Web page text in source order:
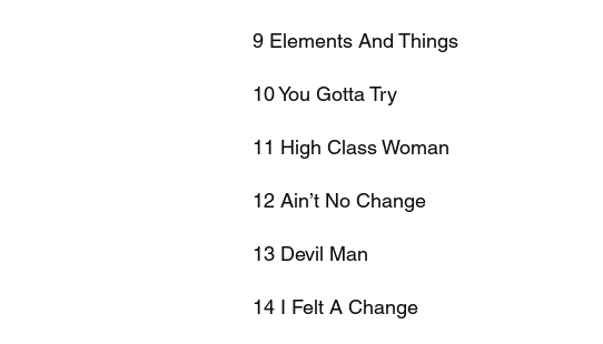
9 Elements And Things
10 You Gotta Try
11 High Class Woman
12 Ain’t No Change
13 Devil Man
14 I Felt A Change